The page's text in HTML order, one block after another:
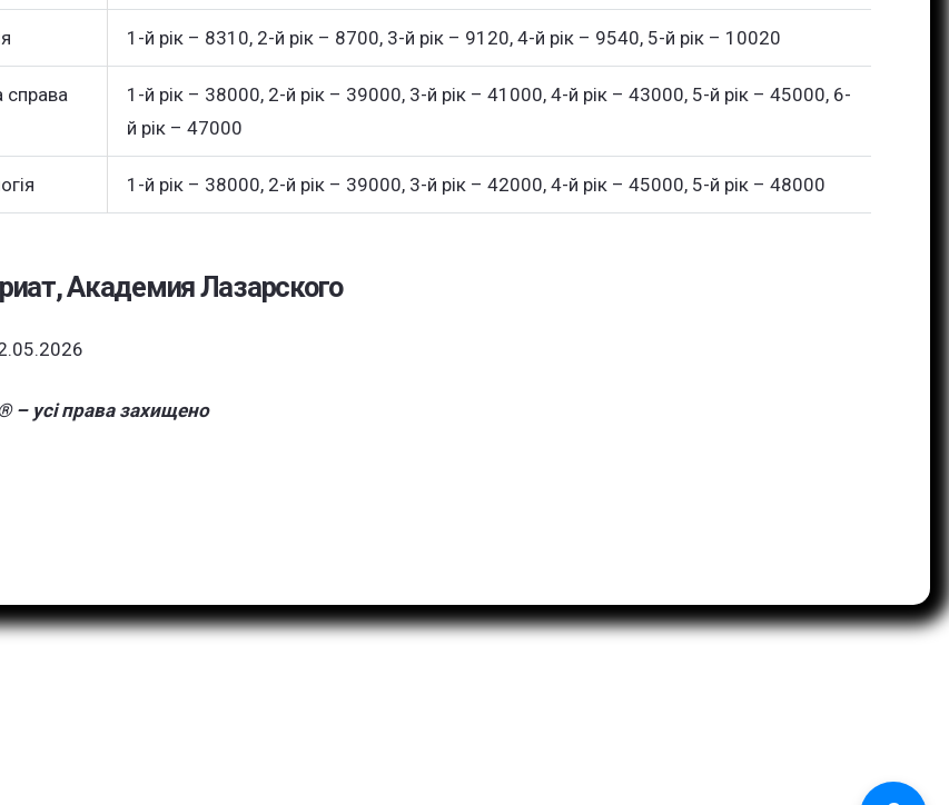
1-й рік – 8310, 2-й рік – 8700, 3-й рік – 9120, 4-й рік – 9540, 5-й рік – 10020
справа
1-й рік – 38000, 2-й рік – 39000, 3-й рік – 41000, 4-й рік – 43000, 5-й рік – 45000, 6-
й рік – 47000
1-й рік – 38000, 2-й рік – 39000, 3-й рік – 42000, 4-й рік – 45000, 5-й рік – 48000
Академия Лазарского
– усі права захищено